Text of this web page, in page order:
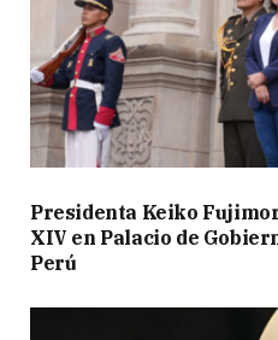
Presidenta Keiko
XIV en Palacio de
Perú